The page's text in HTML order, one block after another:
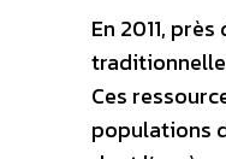
En 2011,
Ces
populations